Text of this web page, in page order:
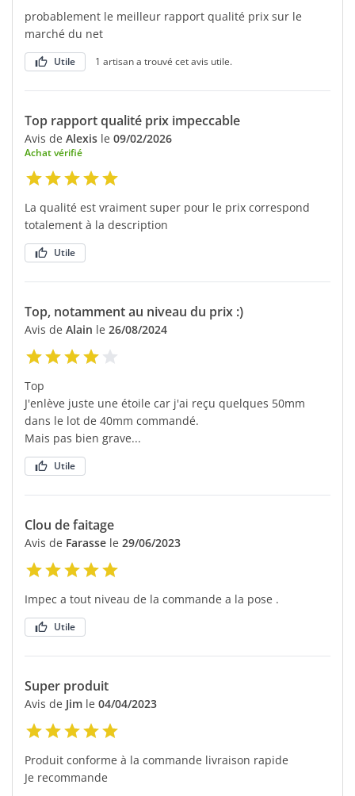
probablement le meilleur rapport qualité prix sur le
marché du net
Utile 1 artisan a trouvé cet avis utile.
Top rapport qualité prix impeccable
Avis de Alexis le 09/02/2026
Achat vérifié
La qualité est vraiment super pour le prix correspond
totalement à la description
Utile
Top, notamment au niveau du prix :)
Avis de Alain le 26/08/2024
Top
J'enlève juste une étoile car j'ai reçu quelques 50mm
dans le lot de 40mm commandé.
Mais pas bien grave...
Utile
Clou de faitage
Avis de Farasse le 29/06/2023
Impec a tout niveau de la commande a la pose .
Utile
Super produit
Avis de Jim le 04/04/2023
Produit conforme à la commande livraison rapide
Je recommande